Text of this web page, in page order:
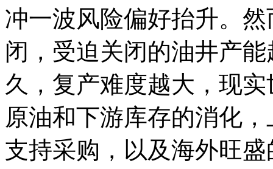
冲一波风险偏好抬升。
闭，受迫关闭的油井产
久，复产难度越大，现
原油和下游库存的消化
支持采购，以及海外旺